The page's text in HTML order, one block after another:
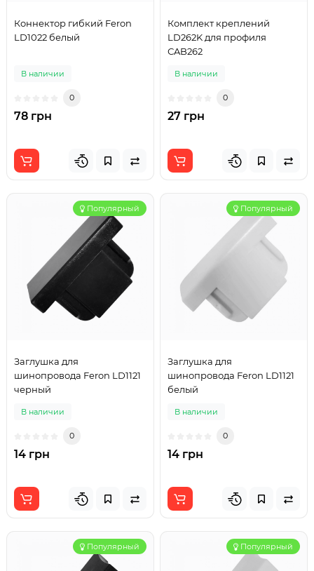
Коннектор гибкий Feron
LD1022 белый
В наличии
0
78 грн
Комплект креплений
LD262K для профиля
СAB262
В наличии
0
27 грн
Популярный
Заглушка для
шинопровода Feron LD1121
черный
В наличии
0
14 грн
Популярный
Заглушка для
шинопровода Feron LD1121
белый
В наличии
0
14 грн
Популярный Популярный